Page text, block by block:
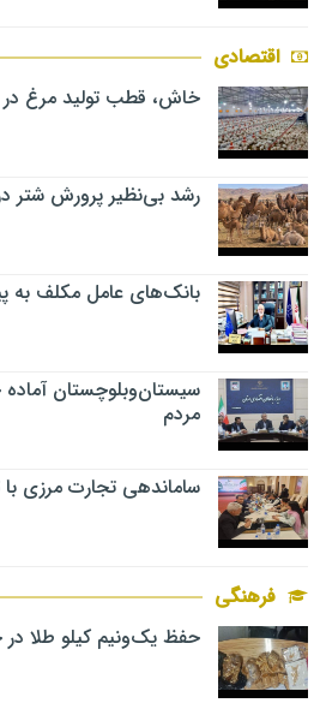
اقتصادی
خاش، قطب تولید مرغ
رشد بی‌نظیر پرورش شتر
بانک‌های عامل مکلف به
سیستان‌وبلوچستان
مردم
ساماندهی تجارت مرزی با
فرهنگی
حفظ یک‌ونیم کیلو طلا